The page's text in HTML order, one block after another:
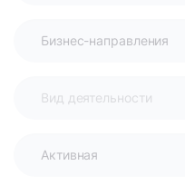
Активная